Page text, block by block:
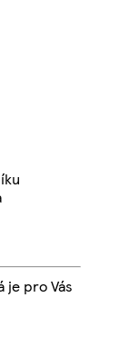
cena košíku
je pro Vás